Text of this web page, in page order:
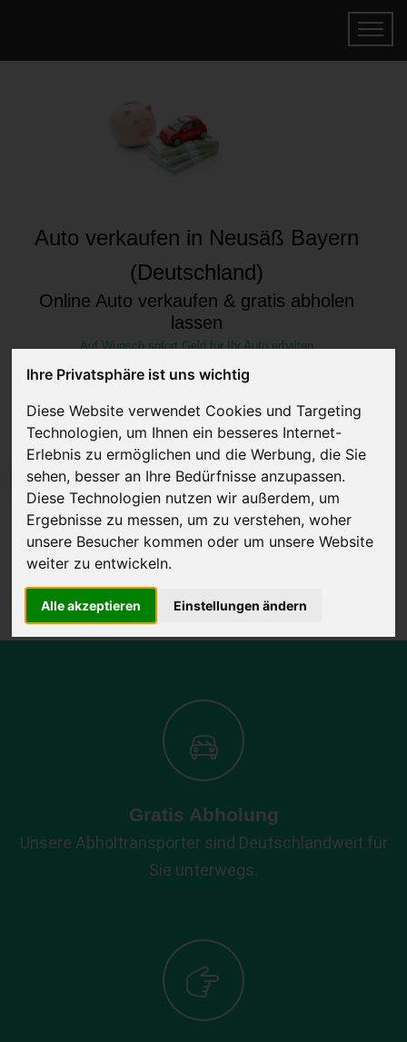
Ihre Privatsphäre ist uns wichtig
Diese Website verwendet Cookies und Targeting
Technologien, um Ihnen ein besseres Internet-
Erlebnis zu ermöglichen und die Werbung, die Sie
sehen, besser an Ihre Bedürfnisse anzupassen.
Diese Technologien nutzen wir außerdem, um
Ergebnisse zu messen, um zu verstehen, woher
unsere Besucher kommen oder um unsere Website
weiter zu entwickeln.
Alle akzeptieren Einstellungen ändern
Auto verkaufen in Neusäß Bayern
(Deutschland)
Online Auto verkaufen & gratis abholen
lassen
Auf Wunsch sofort Geld für Ihr Auto erhalten
JETZT KOSTENLOSE BEWERTUNG
Kostenloses Angebotfür den Ankauf Ihres Autos inklusive der
Abholung, auf Wunsch sofort Geld. Ihre Daten werden nicht mit Dritten
Wir garantieren 100% Sicherheit.
Gratis Abholung
Unsere Abholtransporter sind Deutschlandweit für
Sie unterwegs.